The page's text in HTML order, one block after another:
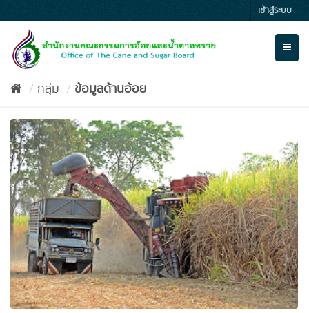
to
content
เข้าสู่ระบบ
กลุ่ม ข้อมูลด้านอ้อย